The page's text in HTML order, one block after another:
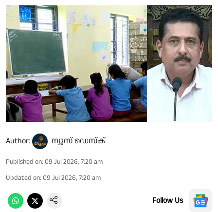
Author: ന്യൂസ് ഡെസ്ക്
Published on: 09 Jul 2026, 7:20 am
Updated on: 09 Jul 2026, 7:20 am
Follow Us